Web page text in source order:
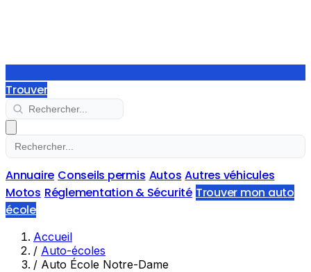
Trouver
Annuaire Conseils permis Autos Autres véhicules
Motos Réglementation & Sécurité Trouver mon auto
école
Accueil
/ Auto-écoles
/ Auto École Notre-Dame